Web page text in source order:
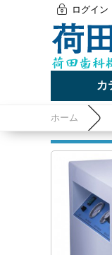
ログイン
カ
ホーム